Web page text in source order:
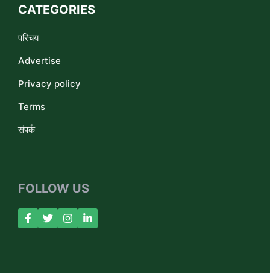
CATEGORIES
परिचय
Advertise
Privacy policy
Terms
संपर्क
FOLLOW US